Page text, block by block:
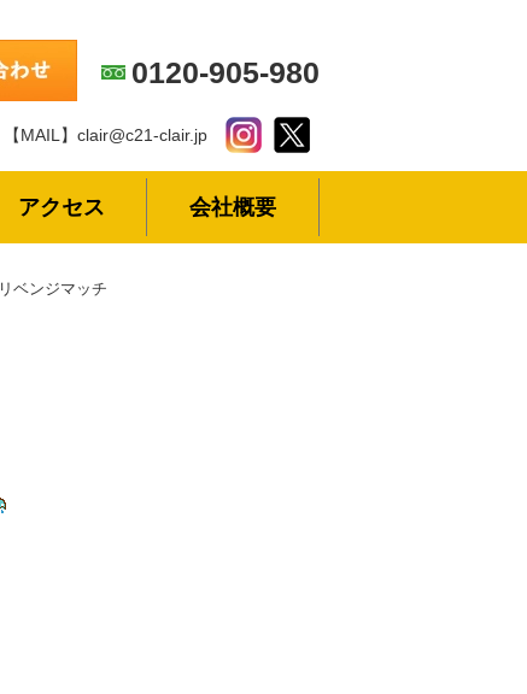
0120-905-980
【MAIL】clair@c21-clair.jp
アクセス 会社概要
リベンジマッチ